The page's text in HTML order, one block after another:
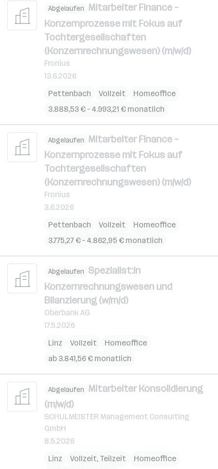
Abgelaufen Mitarbeiter Finance –
Konzernprozesse mit Fokus auf
Tochtergesellschaften
(Konzernrechnungswesen) (m/w/d)
Fronius
13.6.2026
Pettenbach
Vollzeit
Homeoffice
3.888,53 € – 4.993,21 € monatlich
Abgelaufen Mitarbeiter Finance –
Konzernprozesse mit Fokus auf
Tochtergesellschaften
(Konzernrechnungswesen) (m/w/d)
Fronius
3.6.2026
Pettenbach
Vollzeit
Homeoffice
3.775,27 € – 4.862,95 € monatlich
Abgelaufen Spezialist:in
Konzernrechnungswesen und
Bilanzierung (w/m/d)
Oberbank AG
17.5.2026
Linz
Vollzeit
Homeoffice
ab 3.841,56 € monatlich
Abgelaufen Mitarbeiter Konsolidierung
(m/w/d)
SCHULMEISTER Management Consulting
GmbH
8.5.2026
Linz
Vollzeit, Teilzeit
Homeoffice